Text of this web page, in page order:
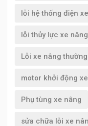
lỗi hệ thống điện
lỗi thủy lực xe nâng
Lỗi xe nâng
motor khởi động
Phụ tùng xe nâng
sửa chữa lỗi xe